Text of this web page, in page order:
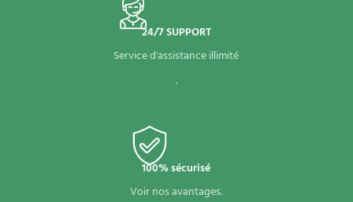
24/7 SUPPORT
Service d'assistance illimité
.
100% sécurisé
Voir nos avantages.